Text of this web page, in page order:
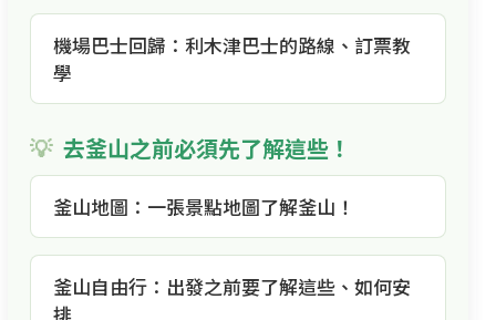
機場巴士回歸：利木津巴士的路線、訂票教
學
去釜山之前必須先了解這些！
釜山地圖：一張景點地圖了解釜山！
釜山自由行：出發之前要了解這些、如何安
排